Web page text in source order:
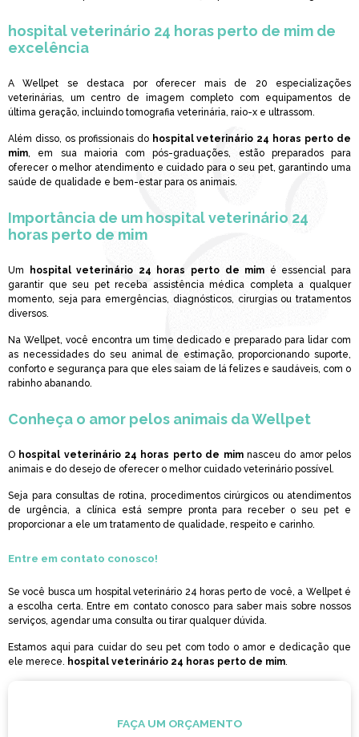
hospital veterinário 24 horas perto de mim de
excelência
A Wellpet se destaca por oferecer mais de 20 especializações
veterinárias, um centro de imagem completo com equipamentos de
última geração, incluindo tomografia veterinária, raio-x e ultrassom.
Além disso, os profissionais do hospital veterinário 24 horas perto de
mim , em sua maioria com pós-graduações, estão preparados para
oferecer o melhor atendimento e cuidado para o seu pet, garantindo uma
saúde de qualidade e bem-estar para os animais.
Importância de um hospital veterinário 24
horas perto de mim
Um hospital veterinário 24 horas perto de mim é essencial para
garantir que seu pet receba assistência médica completa a qualquer
momento, seja para emergências, diagnósticos, cirurgias ou tratamentos
diversos.
Na Wellpet, você encontra um time dedicado e preparado para lidar com
as necessidades do seu animal de estimação, proporcionando suporte,
conforto e segurança para que eles saiam de lá felizes e saudáveis, com o
rabinho abanando.
Conheça o amor pelos animais da Wellpet
O hospital veterinário 24 horas perto de mimnasceu do amor pelos
animais e do desejo de oferecer o melhor cuidado veterinário possível.
Seja para consultas de rotina, procedimentos cirúrgicos ou atendimentos
de urgência, a clínica está sempre pronta para receber o seu pet e
proporcionar a ele um tratamento de qualidade, respeito e carinho.
Entre em contato conosco!
Se você busca um hospital veterinário 24 horas perto de você, a Wellpet é
a escolha certa. Entre em contato conosco para saber mais sobre nossos
serviços, agendar uma consulta ou tirar qualquer dúvida.
Estamos aqui para cuidar do seu pet com todo o amor e dedicação que
ele merece.
hospital veterinário 24 horas perto de mim
FAÇA UM ORÇAMENTO